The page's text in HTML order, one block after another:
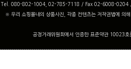
Tel. 080-802-1004, 02-785-7118 / Fax 02-6008-0204
※ 우리 쇼핑몰내의 상품사진, 각종 컨텐츠는 저작권법에 의
공정거래위원회에서 인증한 표준약관 10023